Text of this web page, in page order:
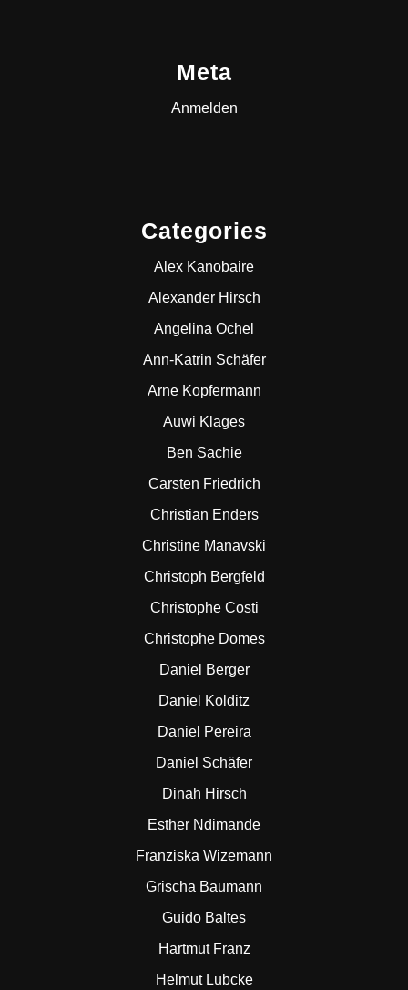
Meta
Anmelden
Categories
Alex Kanobaire
Alexander Hirsch
Angelina Ochel
Ann-Katrin Schäfer
Arne Kopfermann
Auwi Klages
Ben Sachie
Carsten Friedrich
Christian Enders
Christine Manavski
Christoph Bergfeld
Christophe Costi
Christophe Domes
Daniel Berger
Daniel Kolditz
Daniel Pereira
Daniel Schäfer
Dinah Hirsch
Esther Ndimande
Franziska Wizemann
Grischa Baumann
Guido Baltes
Hartmut Franz
Helmut Lubcke